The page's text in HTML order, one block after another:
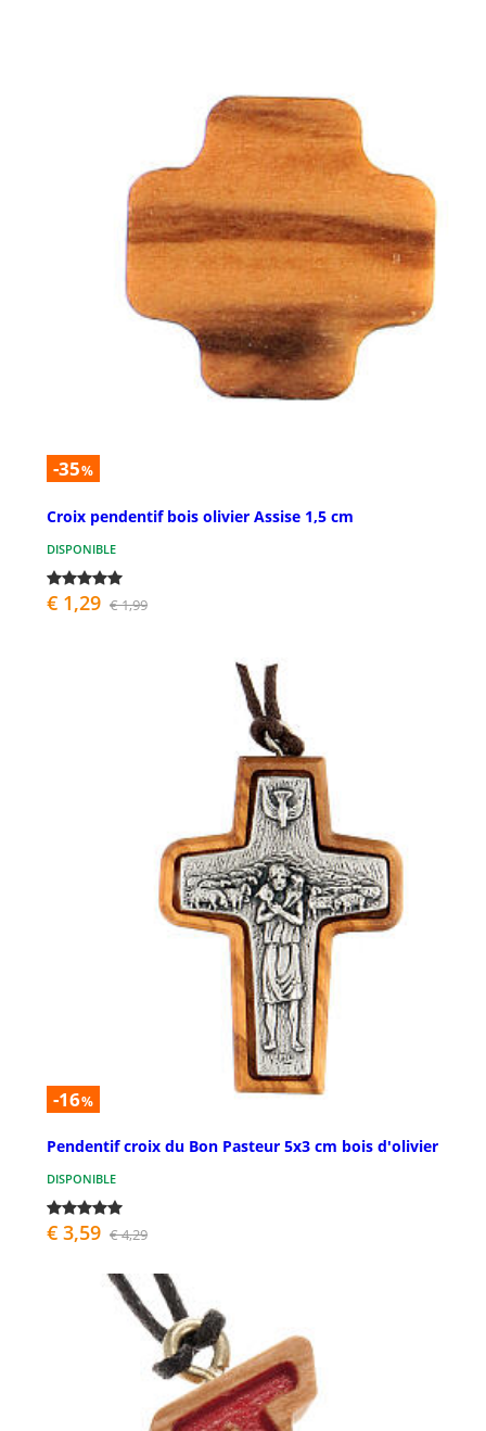
-35%
Croix pendentif bois olivier Assise 1,5 cm
DISPONIBLE
€ 1,29 € 1,99
-16%
Pendentif croix du Bon Pasteur 5x3 cm bois d'olivier
DISPONIBLE
€ 3,59 € 4,29